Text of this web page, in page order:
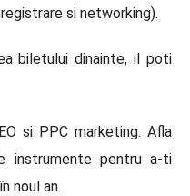
si networking).
biletului dinainte, il poti
si PPC marketing. Afla
pentru a-ti
noul an.